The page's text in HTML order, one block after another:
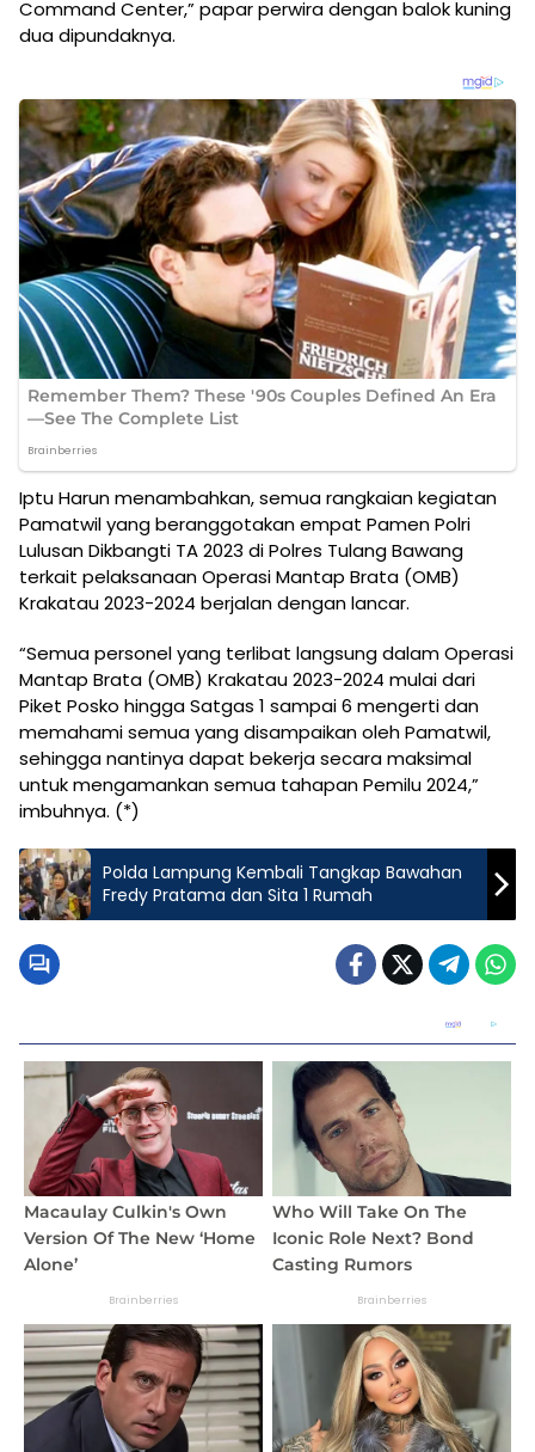
Command Center,” papar perwira dengan balok kuning
dua dipundaknya.
Iptu Harun menambahkan, semua rangkaian kegiatan
Pamatwil yang beranggotakan empat Pamen Polri
Lulusan Dikbangti TA 2023 di Polres Tulang Bawang
terkait pelaksanaan Operasi Mantap Brata (OMB)
Krakatau 2023-2024 berjalan dengan lancar.
“Semua personel yang terlibat langsung dalam Operasi
Mantap Brata (OMB) Krakatau 2023-2024 mulai dari
Piket Posko hingga Satgas 1 sampai 6 mengerti dan
memahami semua yang disampaikan oleh Pamatwil,
sehingga nantinya dapat bekerja secara maksimal
untuk mengamankan semua tahapan Pemilu 2024,”
imbuhnya. (*)
Polda Lampung Kembali Tangkap Bawahan
Fredy Pratama dan Sita 1 Rumah